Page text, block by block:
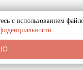
с использованием